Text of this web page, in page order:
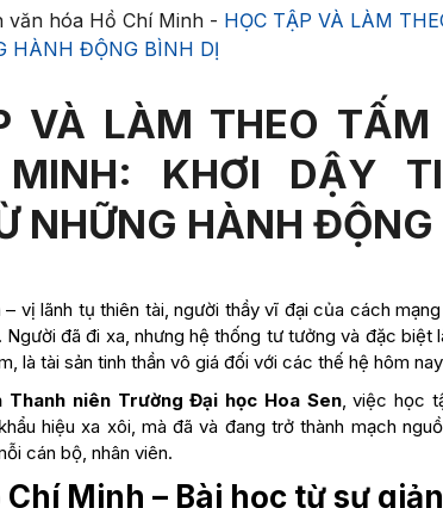
văn hóa Hồ Chí Minh- HỌC TẬP VÀ LÀM
HÀNH ĐỘNG BÌNH DỊ
VÀ LÀM THEO
KHƠI DẬY
NHỮNG HÀNH ĐỘNG
vị lãnh tụ thiên tài, người thầy vĩ đại của cách
Người đã đi xa, nhưng hệ thống tư tưởng và đặc
là tài sản tinh thần vô giá đối với các thế hệ hôm
Thanh niên Trường Đại học Hoa Sen, việc học
hiệu xa xôi, mà đã và đang trở thành mạch
cán bộ, nhân viên.
Minh – Bài học từ sự